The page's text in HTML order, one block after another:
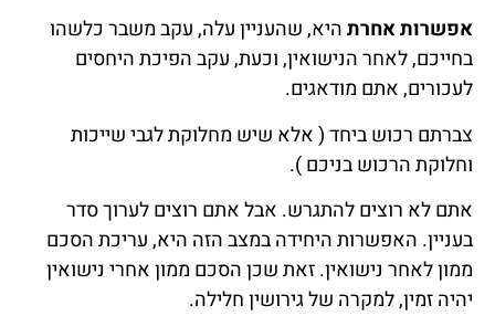
אפשרות אחרתהיא, שהעניין עלה, עקב משבר כלשהו
בחייכם, לאחר הנישואין, וכעת, עקב הפיכת היחסים
לעכורים, אתם מודאגים.
צברתם רכוש ביחד ( אלא שיש מחלוקת לגבי שייכות
וחלוקת הרכוש בניכם ).
אתם לא רוצים להתגרש. אבל אתם רוצים לערוך סדר
בעניין. האפשרות היחידה במצב הזה היא, עריכת הסכם
ממון לאחר נישואין. זאת שכן הסכם ממון אחרי נישואין
יהיה זמין, למקרה של גירושין חלילה.